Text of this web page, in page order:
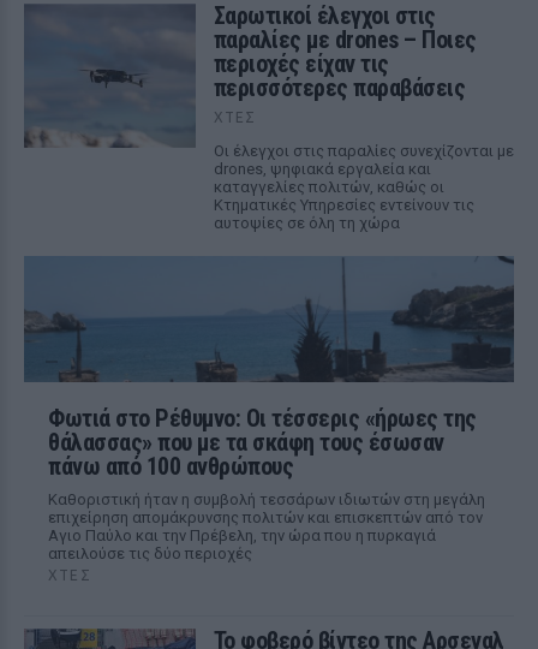
Σαρωτικοί έλεγχοι στις
παραλίες με drones – Ποιες
περιοχές είχαν τις
περισσότερες παραβάσεις
ΧΤΕΣ
Οι έλεγχοι στις παραλίες συνεχίζονται με
drones, ψηφιακά εργαλεία και
καταγγελίες πολιτών, καθώς οι
Κτηματικές Υπηρεσίες εντείνουν τις
αυτοψίες σε όλη τη χώρα
Φωτιά στο Ρέθυμνο: Οι τέσσερις «ήρωες της
θάλασσας» που με τα σκάφη τους έσωσαν
πάνω από 100 ανθρώπους
Καθοριστική ήταν η συμβολή τεσσάρων ιδιωτών στη μεγάλη
επιχείρηση απομάκρυνσης πολιτών και επισκεπτών από τον
Αγιο Παύλο και την Πρέβελη, την ώρα που η πυρκαγιά
απειλούσε τις δύο περιοχές
ΧΤΕΣ
Το φοβερό βίντεο της Αρσεναλ